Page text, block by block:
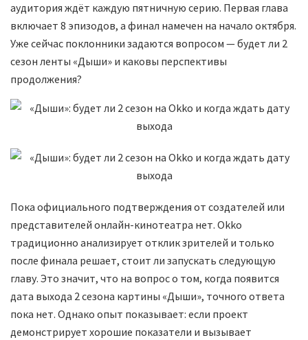
аудитория ждёт каждую пятничную серию. Первая глава
включает 8 эпизодов, а финал намечен на начало октября.
Уже сейчас поклонники задаются вопросом — будет ли 2
сезон ленты «Дыши» и каковы перспективы
продолжения?
Пока официального подтверждения от создателей или
представителей онлайн-кинотеатра нет. Okko
традиционно анализирует отклик зрителей и только
после финала решает, стоит ли запускать следующую
главу. Это значит, что на вопрос о том, когда появится
дата выхода 2 сезона картины «Дыши», точного ответа
пока нет. Однако опыт показывает: если проект
демонстрирует хорошие показатели и вызывает